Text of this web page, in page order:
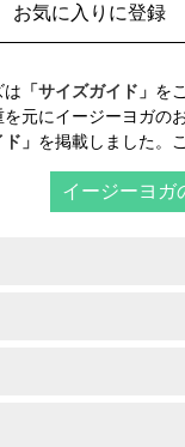
お気に入りに登録
は 「サイズガイド」 を
元にイージーヨガの
」 を掲載しました。
イージーヨガ